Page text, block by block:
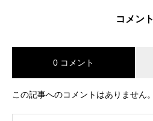
コメント
0 コメント
この記事へのコメントはありません。